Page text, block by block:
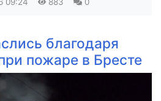
09:24 883 0
благодаря
пожаре в Бресте